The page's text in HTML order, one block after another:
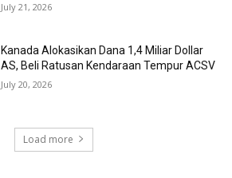
July 21, 2026
Kanada Alokasikan Dana 1,4 Miliar Dollar
AS, Beli Ratusan Kendaraan Tempur ACSV
July 20, 2026
Load more